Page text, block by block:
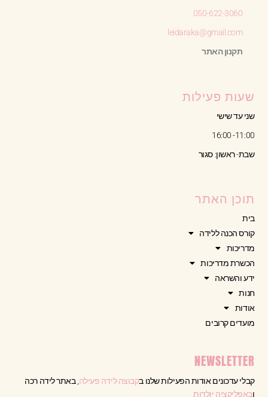
050-622-3060
leidaraka@gmail.com
תקנון האתר
שעות פעילות
שני עד שישי
11:00- 16:00
שבת- ראשון: סגור
תוכן האתר
בית
קורס הכנה ללידה
מדריכות
הכשרת מדריכות
ידע והשראה
חנות
אודות
מועדים קרובים
NEWSLETTER
קבלי עדכונים אודות הפעילות שלנו בקבוצה לידה פעילה , באתר לידה רכה
ובאפליקציה יולדות